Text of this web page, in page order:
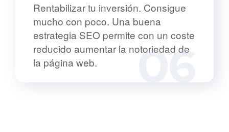
06
Rentabilizar tu inversión. Consigue
mucho con poco. Una buena
estrategia SEO permite con un coste
reducido aumentar la notoriedad de
la página web.